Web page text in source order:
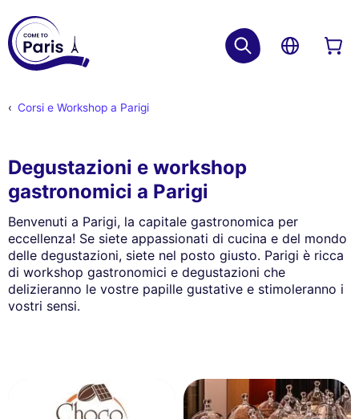
Corsi e Workshop a Parigi
Degustazioni e workshop
gastronomici a Parigi
Benvenuti a Parigi, la capitale gastronomica per
eccellenza! Se siete appassionati di cucina e del mondo
delle degustazioni, siete nel posto giusto. Parigi è ricca
di workshop gastronomici e degustazioni che
delizieranno le vostre papille gustative e stimoleranno i
vostri sensi.